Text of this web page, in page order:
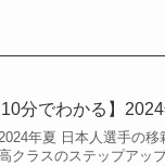
10分でわかる】
2024年夏 日本人選手の
クラスのステップアッ